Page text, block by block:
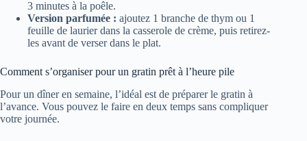
3 minutes à la poêle.
Version parfumée : ajoutez 1 branche de thym ou 1
feuille de laurier dans la casserole de crème, puis retirez-
les avant de verser dans le plat.
Comment s’organiser pour un gratin prêt à l’heure pile
Pour un dîner en semaine, l’idéal est de préparer le gratin à
l’avance. Vous pouvez le faire en deux temps sans compliquer
votre journée.